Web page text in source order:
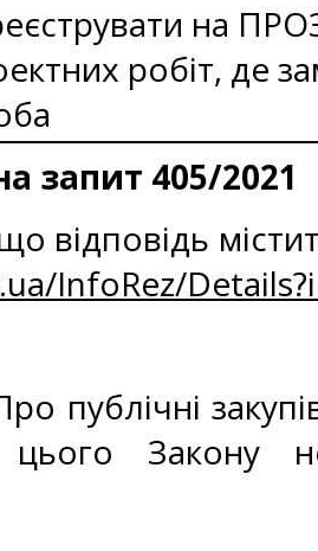
на
робіт, де
запит 405/2021
InfoRez/
публічні
цього Закону